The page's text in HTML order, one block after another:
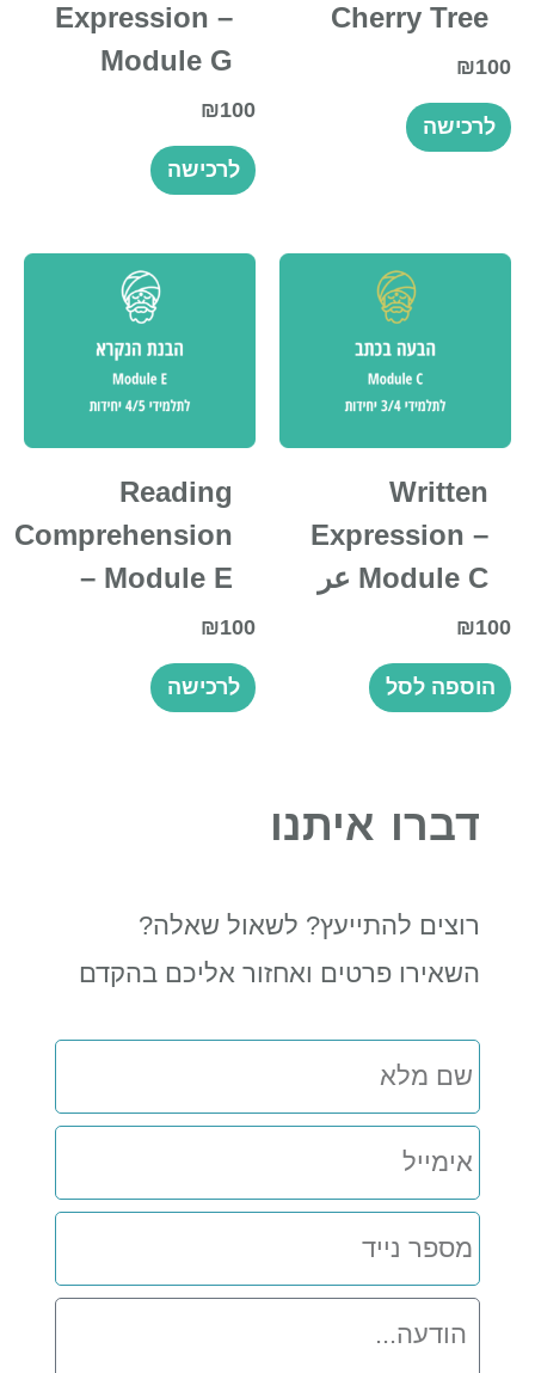
Cherry Tree
₪100
לרכישה
Expression –
Module G
₪100
לרכישה
Written
Expression –
Module C عر
₪100
הוספה לסל
Reading
Comprehension
– Module E
₪100
לרכישה
דברו איתנו
רוצים להתייעץ? לשאול שאלה?
השאירו פרטים ואחזור אליכם בהקדם
שם
מלא
אימייל
מספר
נייד
הודעה